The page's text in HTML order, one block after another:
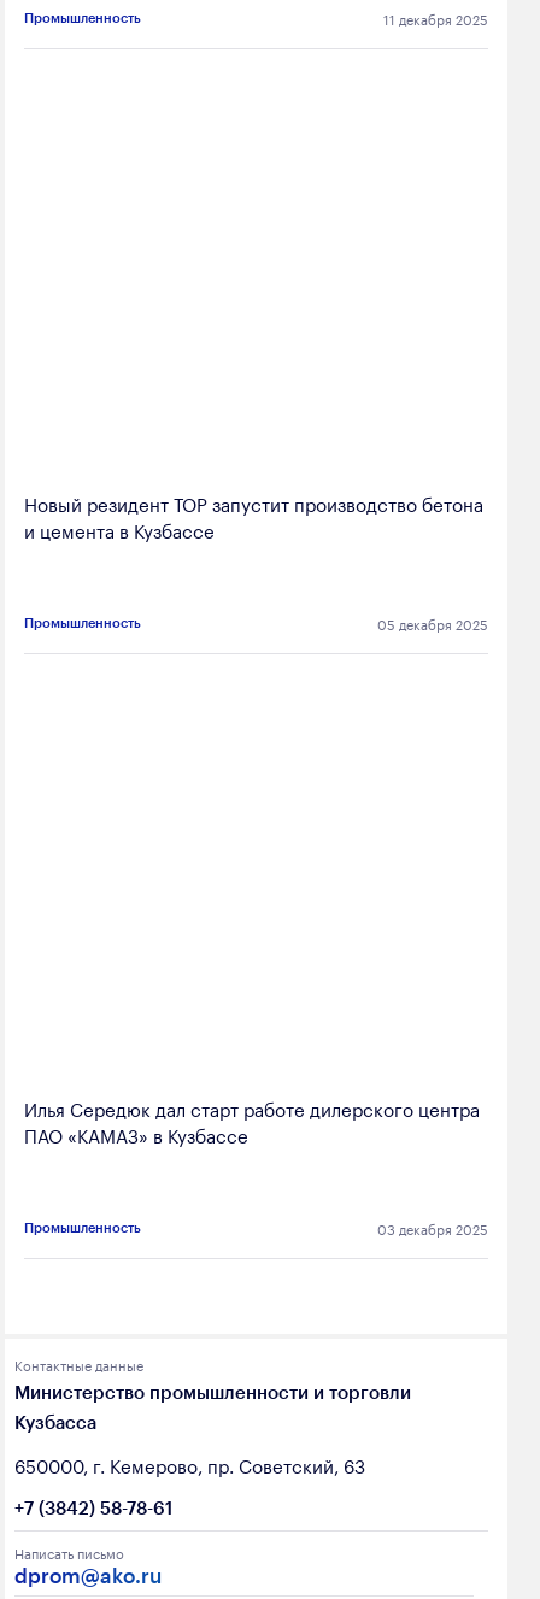
Промышленность 11 декабря 2025
Новый резидент ТОР запустит производство бетона
и цемента в Кузбассе
Промышленность 05 декабря 2025
Илья Середюк дал старт работе дилерского центра
ПАО «КАМАЗ» в Кузбассе
Промышленность 03 декабря 2025
Контактные данные
Министерство промышленности и торговли
Кузбасса
650000, г. Кемерово, пр. Советский, 63
+7 (3842) 58-78-61
Написать письмо
dprom@ako.ru